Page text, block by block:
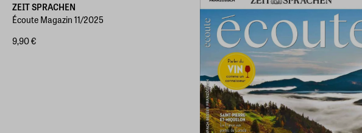
ZEIT SPRACHEN
Écoute Magazin 11/2025
9,90 €